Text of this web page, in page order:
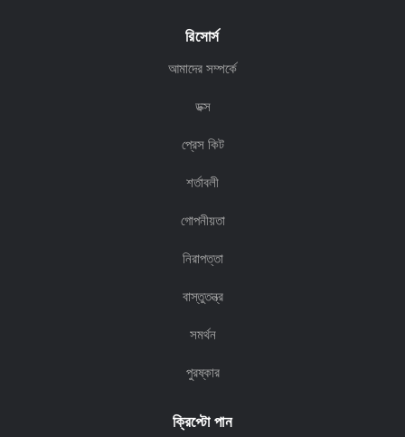
রিসোর্স
আমাদের সম্পর্কে
ডক্স
প্রেস কিট
শর্তাবলী
গোপনীয়তা
নিরাপত্তা
বাস্তুতন্ত্র
সমর্থন
পুরষ্কার
ক্রিপ্টো পান